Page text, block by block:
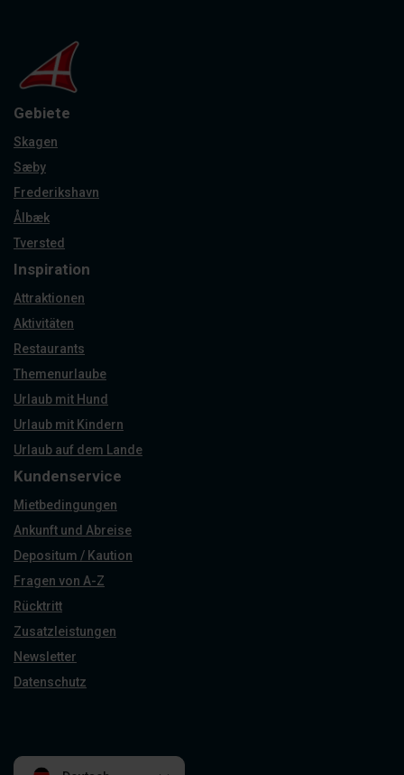
Gebiete
Skagen
Sæby
Frederikshavn
Ålbæk
Tversted
Inspiration
Attraktionen
Aktivitäten
Restaurants
Themenurlaube
Urlaub mit Hund
Urlaub mit Kindern
Urlaub auf dem Lande
Kundenservice
Mietbedingungen
Ankunft und Abreise
Depositum / Kaution
Fragen von A-Z
Rücktritt
Zusatzleistungen
Newsletter
Datenschutz